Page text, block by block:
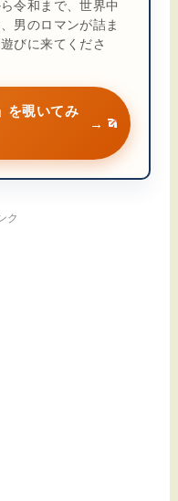
令和まで、世界中
男のロマンが詰ま
びに来てくださ
を覗いてみ
→
ク